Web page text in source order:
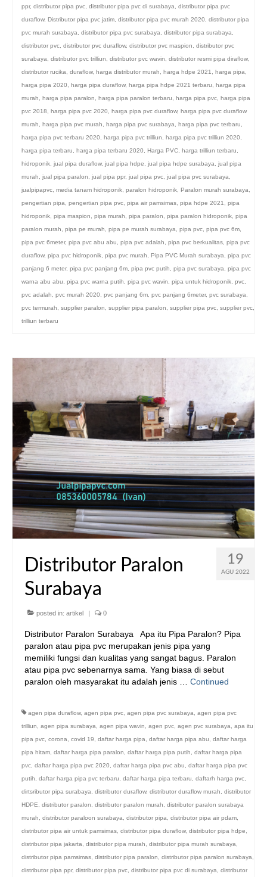
ppr, distributor pipa pvc distributor pipa pvc di surabaya
distributor pipa pvc
duraflow, Distributor pipa pvc jatim distributor pipa pvc murah 2020
distributor pipa
pvc murah surabaya
distributor pipa pvc surabaya distributor pipa surabaya
distributor pvc distributor pvc duraflow, distributor pvc maspion
distributor pvc
surabaya
distributor pvc trilliun distributor pvc wavin distributor resmi pipa diraflow,
distributor rucika
duraflow, harga distributor murah harga hdpe 2021 harga pipa
harga pipa 2020
harga pipa duraflow, harga pipa hdpe 2021 terbaru
harga pipa
murah
harga pipa paralon harga pipa paralon terbaru harga pipa pvc harga pipa
pvc 2018
harga pipa pvc 2020 harga pipa pvc duraflow, harga pipa pvc duraflow
murah
harga pipa pvc murah harga pipa pvc surabaya harga pipa pvc terbaru
harga pipa pvc terbaru 2020
harga pipa pvc trilliun harga pipa pvc trilliun 2020
harga pipa terbaru
harga pipa terbaru 2020 Harga PVC harga trilliun terbaru
hidroponik jual pipa duraflow, jual pipa hdpe jual pipa hdpe surabaya
jual pipa
murah
jual pipa paralon jual pipa ppr, jual pipa pvc jual pipa pvc surabaya
jualpipapvc media tanam hidroponik paralon hidroponik Paralon murah surabaya
pengertian pipa
pengertian pipa pvc pipa air pamsimas pipa hdpe 2021
pipa
hidroponik pipa maspion pipa murah pipa paralon pipa paralon hidroponik pipa
paralon murah
pipa pe murah pipa pe murah surabaya pipa pvc pipa pvc 6m
pipa pvc 6meter, pipa pvc abu abu pipa pvc adalah pipa pvc berkualitas pipa pvc
duraflow, pipa pvc hidroponik pipa pvc murah Pipa PVC Murah surabaya
pipa pvc
panjang 6 meter, pipa pvc panjang 6m pipa pvc putih pipa pvc surabaya
pipa pvc
warna abu abu
pipa pvc warna putih pipa pvc wavin pipa untuk hidroponik pvc
pvc adalah
pvc murah 2020 pvc panjang 6m pvc panjang 6meter, pvc surabaya
pvc termurah
supplier paralon supplier pipa paralon supplier pipa pvc supplier pvc
trilliun terbaru
19
AGU 2022
Distributor Paralon
Surabaya
posted in: artikel | 0
Distributor Paralon Surabaya Apa itu Pipa Paralon? Pipa
paralon atau pipa pvc merupakan jenis pipa yang
memiliki fungsi dan kualitas yang sangat bagus. Paralon
atau pipa pvc sebenarnya sama. Yang biasa di sebut
paralon oleh masyarakat itu adalah jenis … Continued
agen pipa duraflow, agen pipa pvc agen pipa pvc surabaya
agen pipa pvc
trilliun
agen pipa surabaya agen pipa wavin agen pvc agen pvc surabaya
apa itu
pipa pvc corona covid 19 daftar harga pipa daftar harga pipa abu
daftar harga
pipa hitam daftar harga pipa paralon daftar harga pipa putih
daftar harga pipa
pvc daftar harga pipa pvc 2020 daftar harga pipa pvc abu
daftar harga pipa pvc
putih
daftar harga pipa pvc terbaru daftar harga pipa terbaru daftarh harga pvc
dirtsributor pipa surabaya
distributor duraflow, distributor duraflow murah
distributor
HDPE
distributor paralon distributor paralon murah
distributor paralon surabaya
murah
distributor paraloon surabaya distributor pipa distributor pipa air pdam
distributor pipa air untuk pamsimas distributor pipa duraflow, distributor pipa hdpe
distributor pipa jakarta
distributor pipa murah distributor pipa murah surabaya
distributor pipa pamsimas distributor pipa paralon distributor pipa paralon surabaya
distributor pipa ppr, distributor pipa pvc distributor pipa pvc di surabaya distributor